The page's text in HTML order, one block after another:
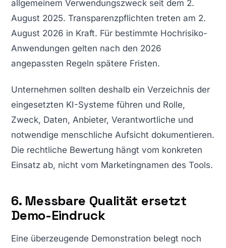
allgemeinem Verwendungszweck seit dem 2.
August 2025. Transparenzpflichten treten am 2.
August 2026 in Kraft. Für bestimmte Hochrisiko-
Anwendungen gelten nach den 2026
angepassten Regeln spätere Fristen.
Unternehmen sollten deshalb ein Verzeichnis der
eingesetzten KI-Systeme führen und Rolle,
Zweck, Daten, Anbieter, Verantwortliche und
notwendige menschliche Aufsicht dokumentieren.
Die rechtliche Bewertung hängt vom konkreten
Einsatz ab, nicht vom Marketingnamen des Tools.
6. Messbare Qualität ersetzt
Demo-Eindruck
Eine überzeugende Demonstration belegt noch